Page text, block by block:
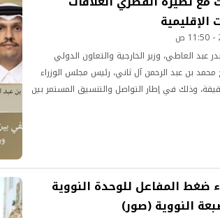
الإقليمية
عبد العاطي، وزير الخارجية والتعاون الدولي
محمد بن عبد الرحمن آل ثاني، رئيس مجلس الوزراء
وذلك في إطار التواصل والتنسيق المستمر بين
ضغط المفاعل للوحدة النووية
النووية (صور)